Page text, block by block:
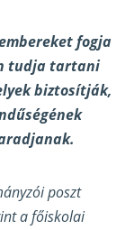
fogja
tudja tartani
biztosítják,
poszt
a főiskolai